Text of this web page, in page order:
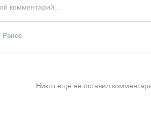
Ранее
Никто ещё не оставил